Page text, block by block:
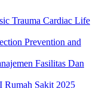
Trauma Cardiac Life
Prevention and
Fasilitas Dan
Rumah Sakit 2025